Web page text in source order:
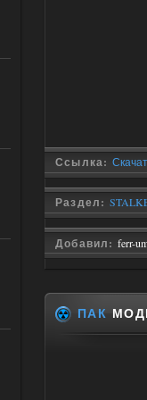
Ссылка:
Раздел:
Добавил: ferr-
ПАК